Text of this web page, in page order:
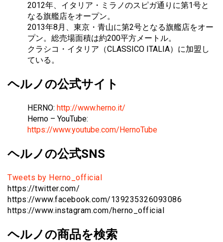
2012年、イタリア・ミラノのスピガ通りに第1号と
なる旗艦店をオープン。
2013年8月、東京・青山に第2号となる旗艦店をオー
プン。総売場面積は約200平方メートル。
クラシコ・イタリア（CLASSICO ITALIA）に加盟し
ている。
ヘルノの公式サイト
HERNO: http://www.herno.it/
Herno – YouTube:
https://www.youtube.com/HernoTube
ヘルノの公式SNS
Tweets by Herno_official
https://twitter.com/
https://www.facebook.com/139235326093086
https://www.instagram.com/herno_official
ヘルノの商品を検索